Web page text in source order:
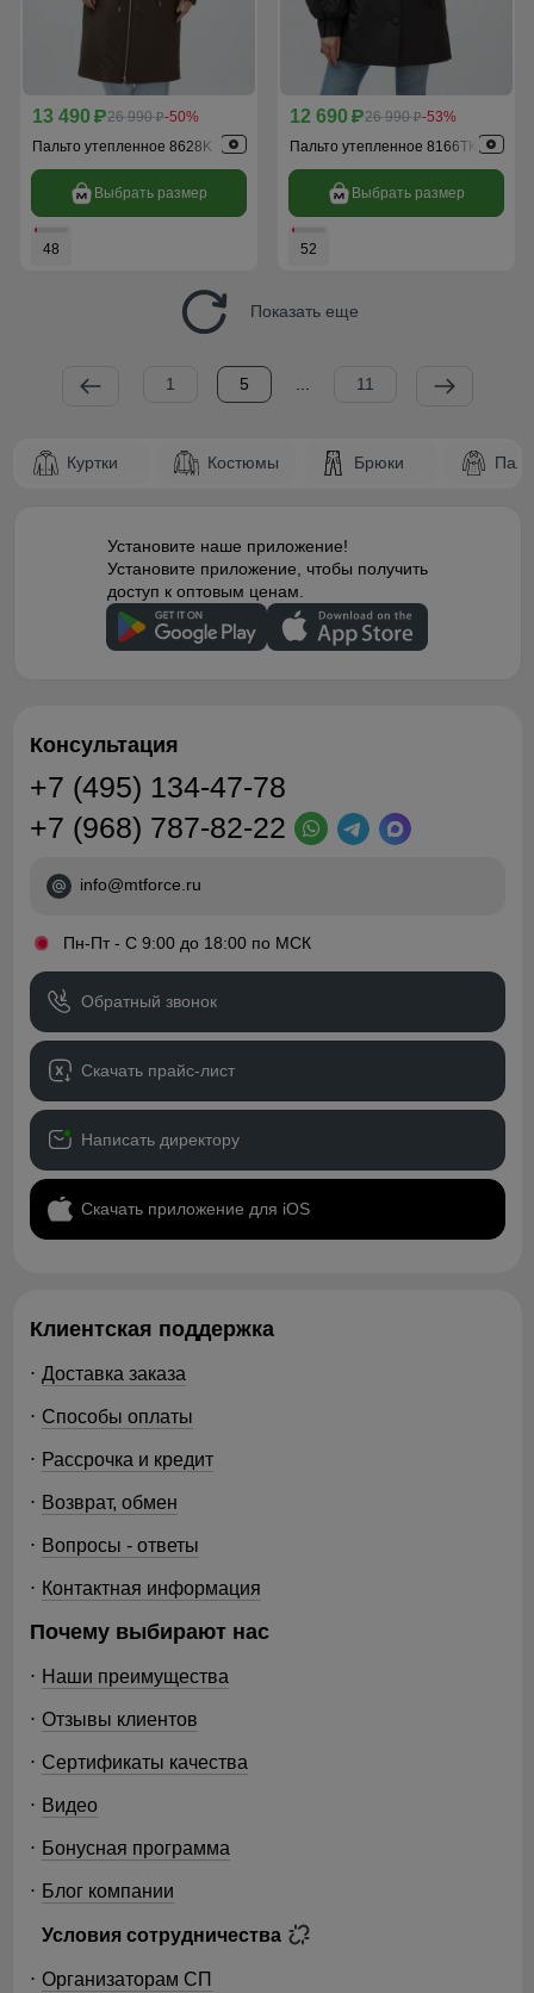
13 490 p26 990 p-50%
Пальто утепленное 8628K
Выбрать размер
48
12 690 p26 990 p-53%
Пальто утепленное 8166TK
Выбрать размер
52
Показать еще
1 5 ... 11
Куртки Костюмы Брюки
Установите наше приложение!
Установите приложение, чтобы получить
доступ к оптовым ценам.
Консультация
+7 (495) 134-47-78
+7 (968) 787-82-22
info@mtforce.ru
• Пн-Пт - С 9:00 до 18:00 по МСК
Обратный звонок
Скачать прайс-лист
Написать директору
Скачать приложение для iOS
Клиентская поддержка
Доставка заказа
Способы оплаты
Рассрочка и кредит
Возврат, обмен
Вопросы - ответы
Контактная информация
Почему выбирают нас
Наши преимущества
Отзывы клиентов
Сертификаты качества
Видео
Бонусная программа
Блог компании
Условия сотрудничества
Организаторам СП